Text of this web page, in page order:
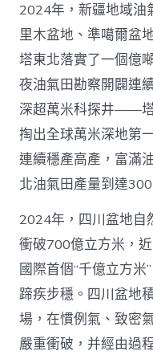
2024年，新疆地域油
里木盆地、準噶爾盆
塔東北落實了一個億
夜油氣田勘察開闢連
深超萬米科探井——
掏出全球萬米深地第
連續穩產高產，富滿
北油氣田產量到達
2024年，四川盆地自
衝破700億立方米，
國際首個“千億立方
蹄疾步穩。四川盆地
場，在慣例氣、致密
嚴重衝破，并經由過